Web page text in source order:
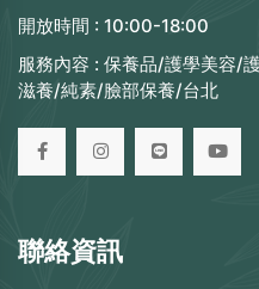
開放時間 : 10:00-18:00
服務內容 : 保養品/護學美容/
滋養/純素/臉部保養/台北
聯絡資訊